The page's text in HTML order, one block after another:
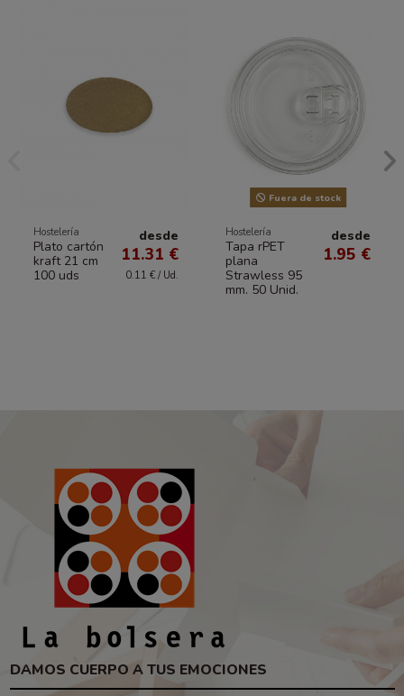
Hostelería
Plato cartón
kraft 21 cm
100 uds
desde
11.31 €
0.11 € / Ud.
Fuera de stock
Hostelería
Tapa rPET
plana
Strawless 95
mm. 50 Unid.
desde
1.95 €
DAMOS CUERPO A TUS EMOCIONES